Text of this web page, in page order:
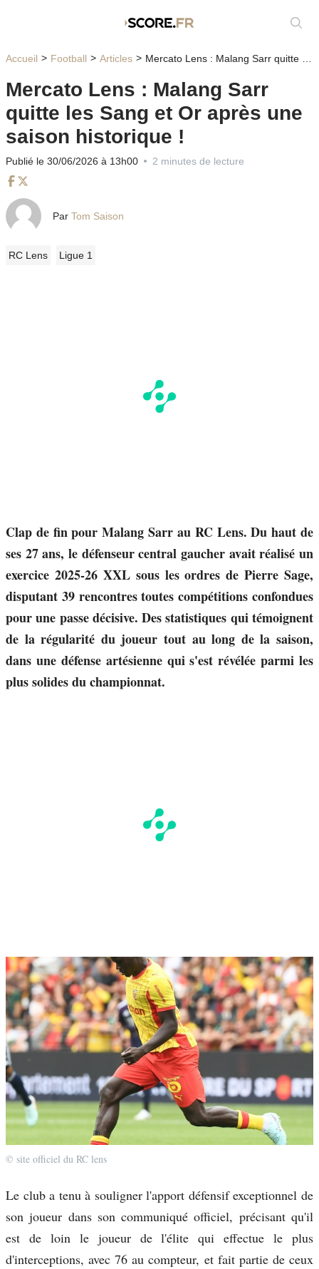
Accueil Football Articles Mercato Lens : Malang Sarr quitte les Sang et Or après une saison historique !
Mercato Lens : Malang Sarr
quitte les Sang et Or après une
saison historique !
Publié le 30/06/2026 à 13h00 2 minutes de lecture
Par Tom Saison
RC Lens Ligue 1
Clap de fin pour Malang Sarr au RC Lens. Du haut de
ses 27 ans, le défenseur central gaucher avait réalisé un
exercice 2025-26 XXL sous les ordres de Pierre Sage,
disputant 39 rencontres toutes compétitions confondues
pour une passe décisive. Des statistiques qui témoignent
de la régularité du joueur tout au long de la saison,
dans une défense artésienne qui s'est révélée parmi les
plus solides du championnat.
© site officiel du RC lens
Le club a tenu à souligner l'apport défensif exceptionnel de
son joueur dans son communiqué officiel, précisant qu'il
est de loin le joueur de l'élite qui effectue le plus
d'interceptions, avec 76 au compteur, et fait partie de ceux